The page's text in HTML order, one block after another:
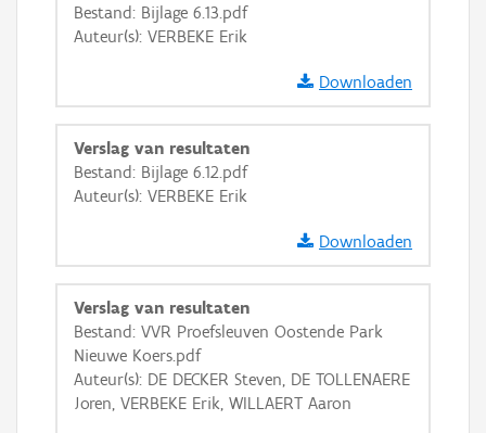
Bestand: Bijlage 6.13.pdf
Auteur(s): VERBEKE Erik
Downloaden
Verslag van resultaten
Bestand: Bijlage 6.12.pdf
Auteur(s): VERBEKE Erik
Downloaden
Verslag van resultaten
Bestand: VVR Proefsleuven Oostende Park
Nieuwe Koers.pdf
Auteur(s): DE DECKER Steven, DE TOLLENAERE
Joren, VERBEKE Erik, WILLAERT Aaron